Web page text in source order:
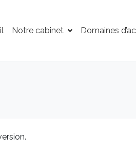
Notre cabinet Domaines